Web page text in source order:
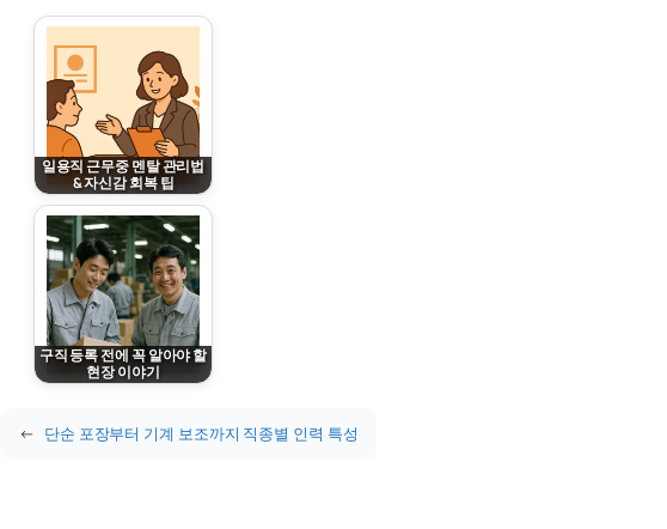
일용직 근무중 멘탈 관리법
& 자신감 회복 팁
March 3, 2026
구직 등록 전에 꼭 알아야 할
현장 이야기
← 단순 포장부터 기계 보조까지 직종별 인력 특성